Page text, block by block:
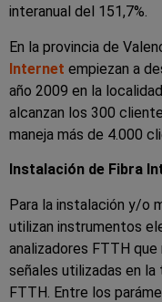
interanual del 151,7%.
En la provincia de
Internet empiezan a
año 2009 en la
alcanzan los 300
maneja más de 4.000
Instalación de Fibra
Para la instalación y/o
utilizan instrumentos
analizadores FTTH
señales utilizadas en
FTTH. Entre los